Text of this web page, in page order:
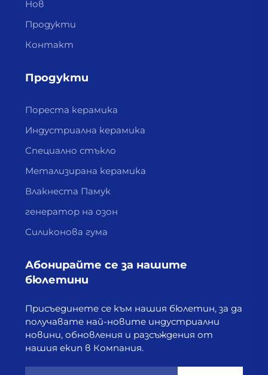
Нов
Продукти
Контакт
Продукти
Пореста керамика
Индустриална керамика
Специално стъкло
Метализирана керамика
Влакнеста Памук
генератор на озон
Силиконова гума
Абонирайте се за нашите
бюлетини
Присъединете се към нашия бюлетин, за да
получавате най-новите индустриални
новини, обновления и разсъждения от
нашия екип в Компания.